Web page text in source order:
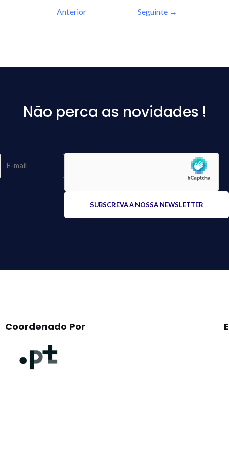
Anterior
Seguinte →
Não perca as novidades !
Coordenado Por